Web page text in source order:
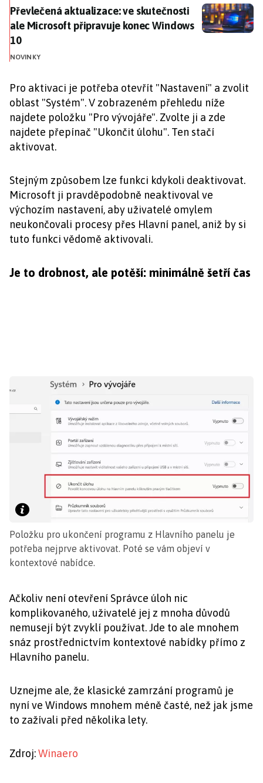
Převlečená aktualizace: ve skutečnosti ale
Převlečená aktualizace: ve skutečnosti
ale Microsoft připravuje konec Windows
10
NOVINKY
Pro aktivaci je potřeba otevřít "Nastavení" a zvolit
oblast "Systém". V zobrazeném přehledu níže
najdete položku "Pro vývojáře". Zvolte ji a zde
najdete přepínač "Ukončit úlohu". Ten stačí
aktivovat.
Stejným způsobem lze funkci kdykoli deaktivovat.
Microsoft ji pravděpodobně neaktivoval ve
výchozím nastavení, aby uživatelé omylem
neukončovali procesy přes Hlavní panel, aniž by si
tuto funkci vědomě aktivovali.
Je to drobnost, ale potěší: minimálně šetří čas
Položku pro ukončení programu z Hlavního panelu je
potřeba nejprve aktivovat. Poté se vám objeví v
kontextové nabídce.
Ačkoliv není otevření Správce úloh nic
komplikovaného, uživatelé jej z mnoha důvodů
nemusejí být zvyklí používat. Jde to ale mnohem
snáz prostřednictvím kontextové nabídky přímo z
Hlavního panelu.
Uznejme ale, že klasické zamrzání programů je
nyní ve Windows mnohem méně časté, než jak jsme
to zažívali před několika lety.
Zdroj:Winaero